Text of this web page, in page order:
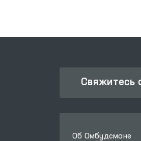
Свяжитесь
Об Омбудсмане